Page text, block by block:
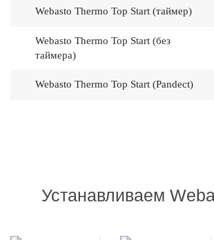
Webasto Thermo Top Start (таймер)
Webasto Thermo Top Start (без
таймера)
Webasto Thermo Top Start (Pandеct)
Устанавливаем